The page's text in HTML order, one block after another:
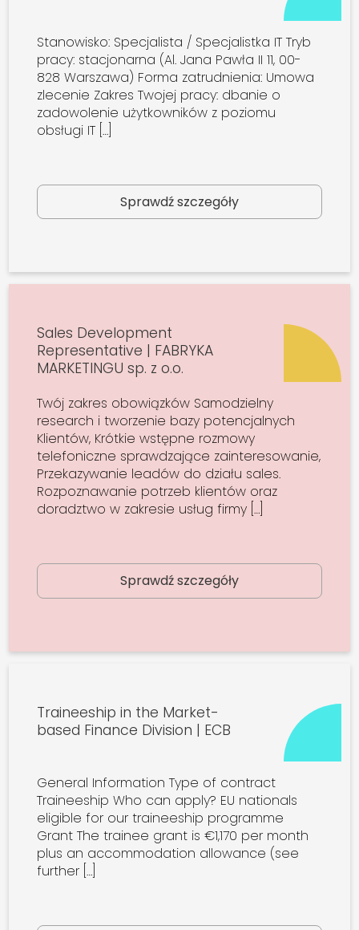
Stanowisko: Specjalista / Specjalistka IT Tryb
pracy: stacjonarna (Al. Jana Pawła II 11, 00-
828 Warszawa) Forma zatrudnienia: Umowa
zlecenie Zakres Twojej pracy: dbanie o
zadowolenie użytkowników z poziomu
obsługi IT […]
Sprawdź szczegóły
Sales Development
Representative | FABRYKA
MARKETINGU sp. z o.o.
Twój zakres obowiązków Samodzielny
research i tworzenie bazy potencjalnych
Klientów, Krótkie wstępne rozmowy
telefoniczne sprawdzające zainteresowanie,
Przekazywanie leadów do działu sales.
Rozpoznawanie potrzeb klientów oraz
doradztwo w zakresie usług firmy […]
Sprawdź szczegóły
Traineeship in the Market-
based Finance Division | ECB
General Information Type of contract
Traineeship Who can apply? EU nationals
eligible for our traineeship programme
Grant The trainee grant is €1,170 per month
plus an accommodation allowance (see
further […]